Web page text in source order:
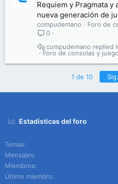
Requiem y Pragmata y
nueva generación de
compudemano
Foro de
0
Foro de consolas y
compudemano
1 de 10 Sig.
Estadísticas del foro
Temas
Mensajes
Miembros
Último miembro